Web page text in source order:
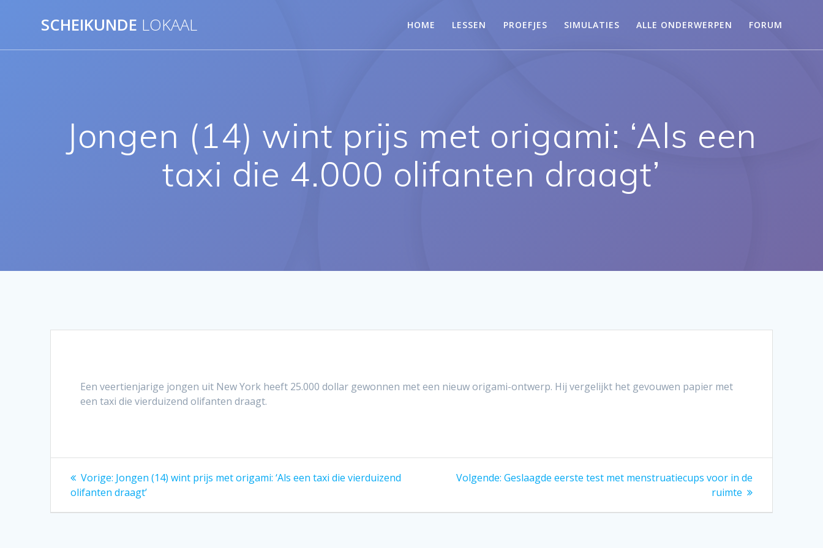
inhoud
SCHEIKUNDE LOKAAL HOME LESSEN PROEFJES SIMULATIES ALLE ONDERWERPEN FORUM
Jongen (14) wint prijs met origami: ‘Als een
taxi die 4.000 olifanten draagt’
Een veertienjarige jongen uit New York heeft 25.000 dollar gewonnen met een nieuw origami-ontwerp. Hij vergelijkt het gevouwen papier met
een taxi die vierduizend olifanten draagt.
Bericht
navigatie
Vorige: Vorig
bericht:
Jongen (14) wint prijs met origami: ‘Als een taxi die vierduizend
olifanten draagt’
Volgende: Volgend
Geslaagde eerste test met menstruatiecups voor in de
ruimte